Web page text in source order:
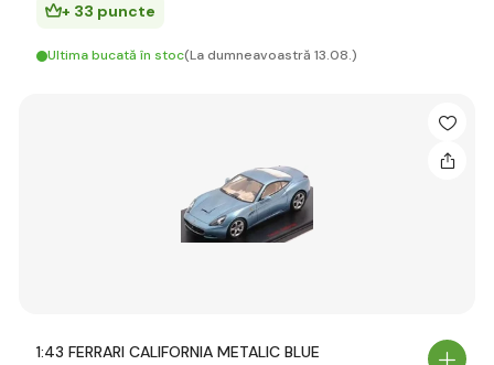
+ 33 puncte
Ultima bucată în stoc(La dumneavoastră 13.08.)
1:43 FERRARI CALIFORNIA METALIC BLUE